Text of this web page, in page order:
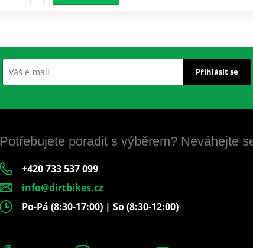
Přihlásit se
Potřebujete poradit s výběrem? Neváhejte
+420 733 537 099
info@dirtbikes.cz
Po-Pá (8:30-17:00) | So (8:30-12:00)